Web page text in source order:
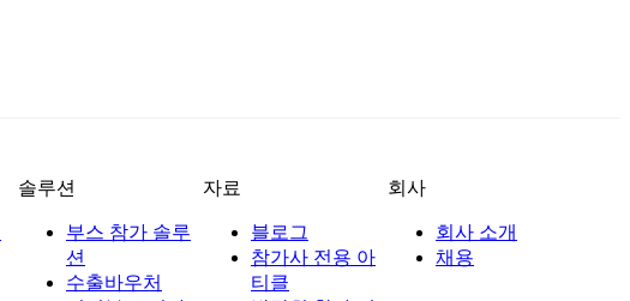
솔루션
부스 참가 솔루
션
수출바우처
자료
블로그
참가사 전용 아
티클
회사
회사 소개
채용